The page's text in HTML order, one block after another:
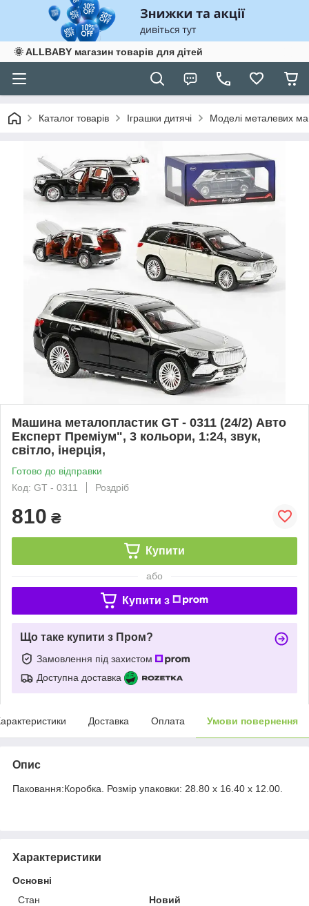
🌞 ALLBABY магазин товарів для дітей
Каталог товарів Іграшки дитячі Моделі металевих
Машина металопластик GT - 0311 (24/2) Авто
Експерт Преміум", 3 кольори, 1:24, звук,
світло, інерція,
Готово до відправки
Код: GT - 0311
Роздріб
810 ₴
Купити
або
Купити з
Що таке купити з Пром?
Замовлення під захистом
Доступна доставка
Доставка Оплата Умови повернення
Опис
Паковання:Коробка. Розмір упаковки: 28.80 x 16.40 x 12.00.
Характеристики
Основні
Стан
Новий